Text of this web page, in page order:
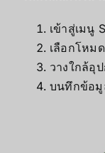
เข้าสู่เมนู
เลือกโหม
วางใกล้อุ
บนทึกข้อ